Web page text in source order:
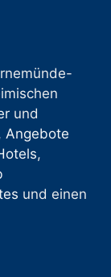
und
Angebote
,
und einen